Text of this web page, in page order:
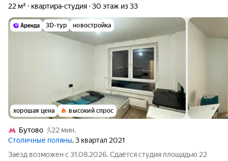
22 м² квартира-студия 30 этаж из 33
3D-тур новостройка
хорошая цена высокий спрос
Бутово
22 мин.
Столичные поляны, 3 квартал 2021
Заезд возможен с 31.08.2026. Сдаётся студия площадью 22